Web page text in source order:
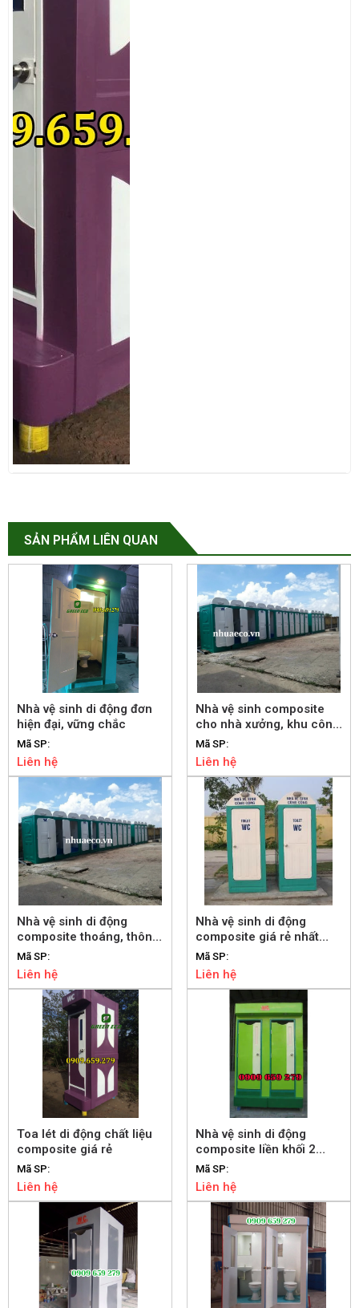
SẢN PHẨM LIÊN QUAN
Nhà vệ sinh di động đơn
hiện đại, vững chắc
Mã SP:
Liên hệ
Nhà vệ sinh composite
cho nhà xưởng, khu công
nghiệp giá tốt
Mã SP:
Liên hệ
Nhà vệ sinh di động
composite thoáng, thông
hơi và khử mùi
Mã SP:
Liên hệ
Nhà vệ sinh di động
composite giá rẻ nhất
TP.HCM
Mã SP:
Liên hệ
Toa lét di động chất liệu
composite giá rẻ
Mã SP:
Liên hệ
Nhà vệ sinh di động
composite liền khối 2
buồng
Mã SP:
Liên hệ